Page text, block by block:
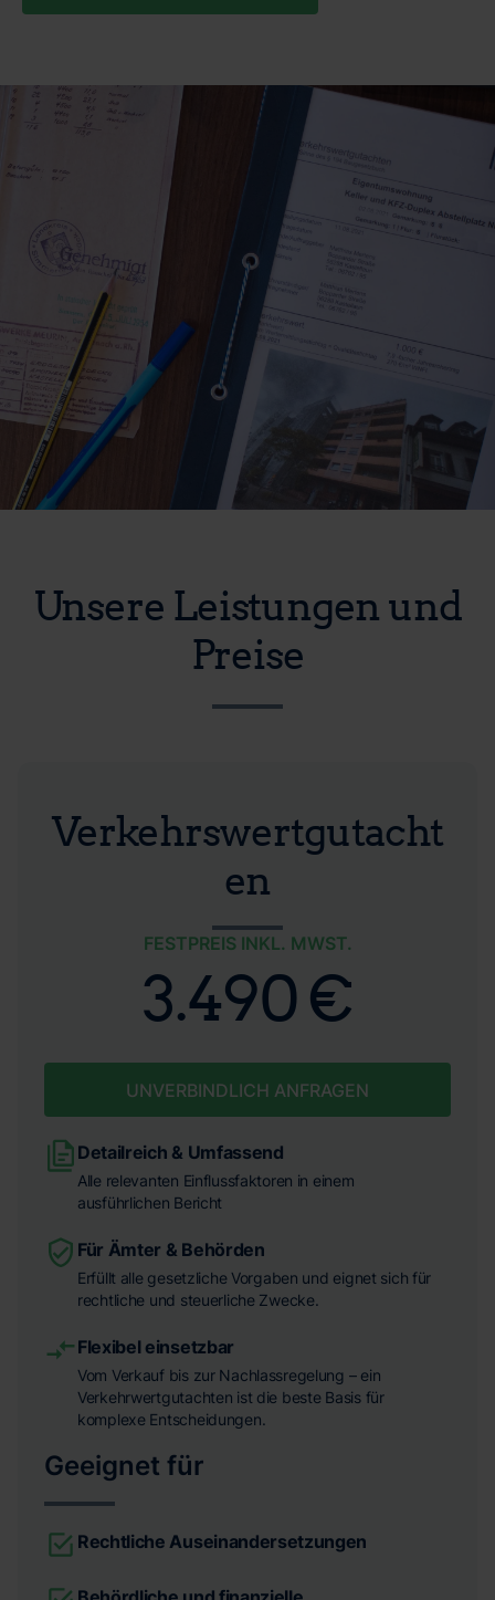
Unsere Leistungen und
Preise
Verkehrswertgutacht
en
FESTPREIS INKL. MWST.
3.490 €
UNVERBINDLICH ANFRAGEN
Detailreich & Umfassend
Alle relevanten Einflussfaktoren in einem
ausführlichen Bericht
Für Ämter & Behörden
Erfüllt alle gesetzliche Vorgaben und eignet sich für
rechtliche und steuerliche Zwecke.
Flexibel einsetzbar
Vom Verkauf bis zur Nachlassregelung – ein
Verkehrwertgutachten ist die beste Basis für
komplexe Entscheidungen.
Geeignet für
Rechtliche Auseinandersetzungen